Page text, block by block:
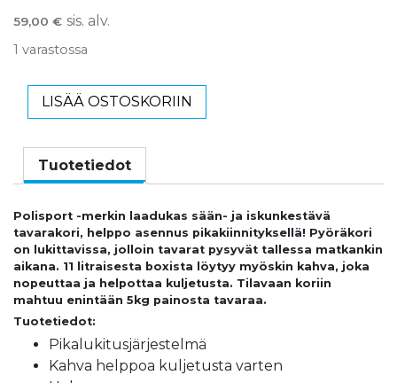
59,00 € sis. alv.
1 varastossa
LISÄÄ OSTOSKORIIN
Tuotetiedot
Polisport -merkin laadukas sään- ja iskunkestävä
tavarakori, helppo asennus pikakiinnityksellä! Pyöräkori
on lukittavissa, jolloin tavarat pysyvät tallessa matkankin
aikana. 11 litraisesta boxista löytyy myöskin kahva, joka
nopeuttaa ja helpottaa kuljetusta. Tilavaan koriin
mahtuu enintään 5kg painosta tavaraa.
Tuotetiedot:
Pikalukitusjärjestelmä
Kahva helppoa kuljetusta varten